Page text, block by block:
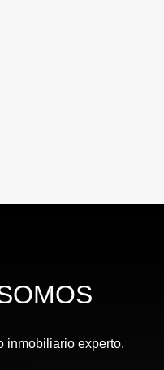
inmobiliario experto.